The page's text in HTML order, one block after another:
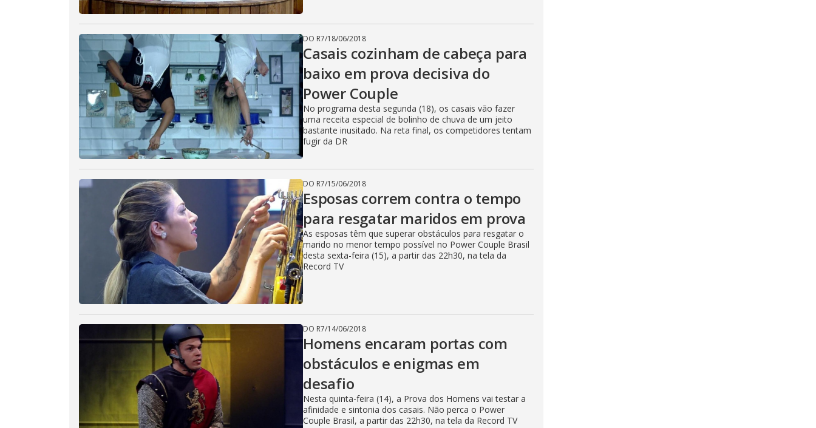
DO R7/18/06/2018
Casais cozinham de cabeça para
baixo em prova decisiva do
Power Couple
No programa desta segunda (18), os casais vão fazer
uma receita especial de bolinho de chuva de um jeito
bastante inusitado. Na reta final, os competidores tentam
fugir da DR
DO R7/15/06/2018
Esposas correm contra o tempo
para resgatar maridos em prova
As esposas têm que superar obstáculos para resgatar o
marido no menor tempo possível no Power Couple Brasil
desta sexta-feira (15), a partir das 22h30, na tela da
Record TV
DO R7/14/06/2018
Homens encaram portas com
obstáculos e enigmas em
desafio
Nesta quinta-feira (14), a Prova dos Homens vai testar a
afinidade e sintonia dos casais. Não perca o Power
Couple Brasil, a partir das 22h30, na tela da Record TV